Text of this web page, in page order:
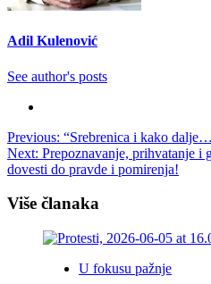
Adil Kulenović
See author's posts
Post
navigation
Previous: “Srebrenica i kako
Next: Prepoznavanje, prihvatanje i
dovesti do pravde i pomirenja!
Više članaka
U fokusu pažnje